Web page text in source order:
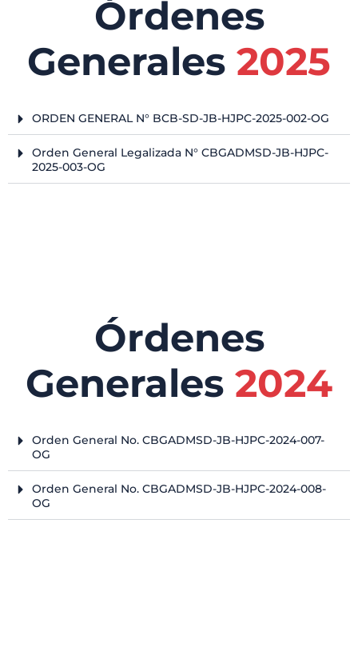
Órdenes
Generales 2025
ORDEN GENERAL N° BCB-SD-JB-HJPC-2025-002-OG
Orden General Legalizada N° CBGADMSD-JB-HJPC-
2025-003-OG
Órdenes
Generales 2024
Orden General No. CBGADMSD-JB-HJPC-2024-007-
OG
Orden General No. CBGADMSD-JB-HJPC-2024-008-
OG